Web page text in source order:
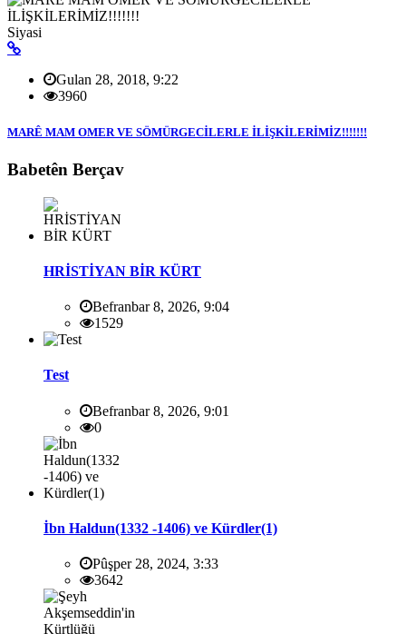
Siyasi
Gulan 28, 2018, 9:22
3960
MARÊ MAM OMER VE SÖMÜRGECİLERLE İLİŞKİLERİMİZ!!!!!!!
Babetên Berçav
HRİSTİYAN BİR KÜRT
Befranbar 8, 2026, 9:04
1529
Test
Befranbar 8, 2026, 9:01
0
İbn Haldun(1332 -1406) ve Kürdler(1)
Pûşper 28, 2024, 3:33
3642